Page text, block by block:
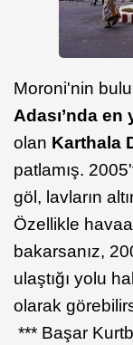
Moroni'nin
Adası’nda
olan Karthala
patlamış.
göl, lavların
Özellikle
bakarsanız,
ulaştığı yolu
olarak
*** Başar